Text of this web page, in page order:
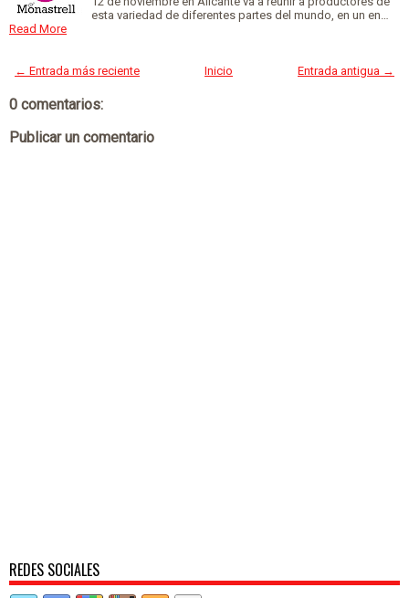
esta variedad de diferentes partes del mundo, en un en…
Read More
← Entrada más reciente Entrada antigua →
Inicio
0 comentarios:
Publicar un comentario
REDES SOCIALES